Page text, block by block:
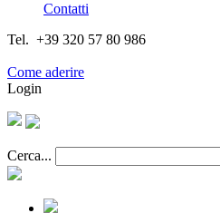
Contatti
Tel. +39 320 57 80 986
Come aderire
Login
Cerca...